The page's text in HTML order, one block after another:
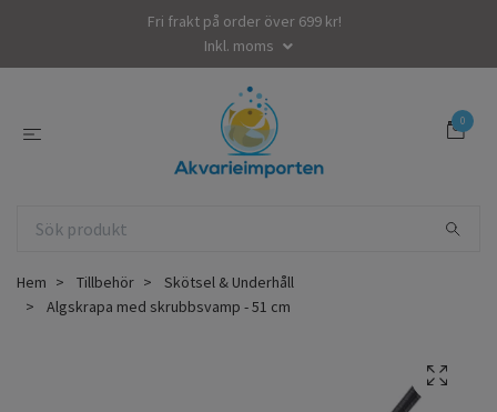
Fri frakt på order över 699 kr!
Inkl. moms
0
Hem Tillbehör
Skötsel & Underhåll
Algskrapa med skrubbsvamp - 51 cm